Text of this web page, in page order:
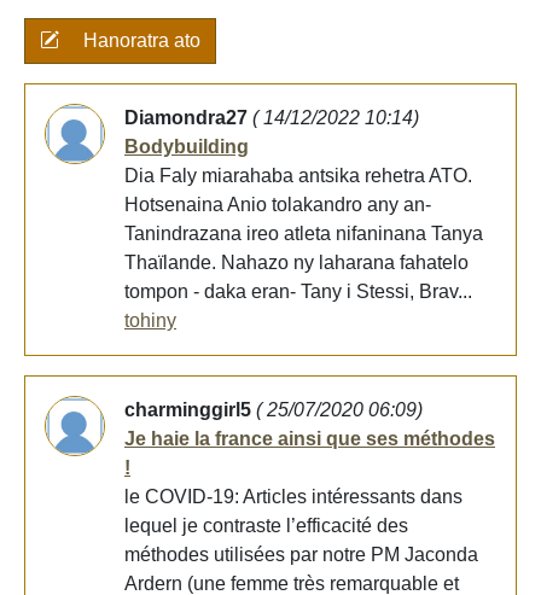
Hanoratra ato
Diamondra27 ( 14/12/2022 10:14)
Bodybuilding
Dia Faly miarahaba antsika rehetra ATO.
Hotsenaina Anio tolakandro any an-
Tanindrazana ireo atleta nifaninana Tanya
Thaïlande. Nahazo ny laharana fahatelo
tompon - daka eran- Tany i Stessi, Brav...
tohiny
charminggirl5 ( 25/07/2020 06:09)
Je haie la france ainsi que ses méthodes
!
le COVID-19: Articles intéressants dans
lequel je contraste l’efficacité des
méthodes utilisées par notre PM Jaconda
Ardern (une femme très remarquable et